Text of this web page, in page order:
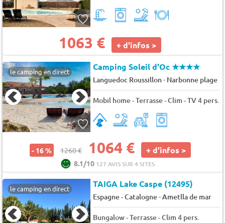
1063 € + d'infos >
le camping en direct Camping Soleil d'Oc★★★★
Languedoc Roussillon- Narbonne plage
Mobil home - Terrasse - Clim - TV 4 pers.
- 16 % 1260 € 1064 € + d'infos >
8.1/10 127 AVIS SUR 4 SITES
le camping en direct TAIGA Lake Caspe (12495)
Espagne - Catalogne-Ametlla de mar
Bungalow - Terrasse - Clim 4 pers.